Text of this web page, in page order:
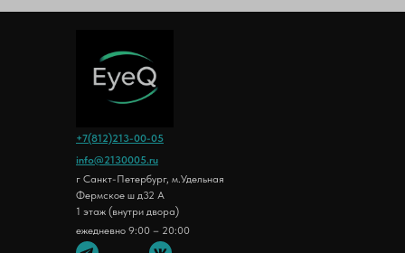
+7(812)213-00-05
info@2130005.ru
г Санкт-Петербург, м.Удельная
Фермское ш д32 А
1 этаж (внутри двора)
ежедневно 9:00 – 20:00